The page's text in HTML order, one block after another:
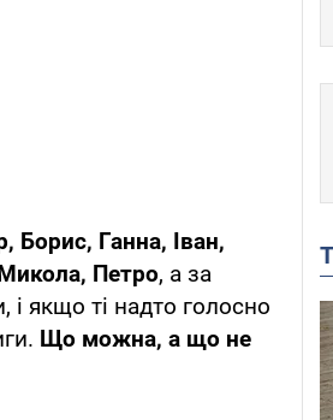
Борис, Ганна, Іван,
Петро, ​​а за
і якщо ті надто голосно
Що можна, а що не